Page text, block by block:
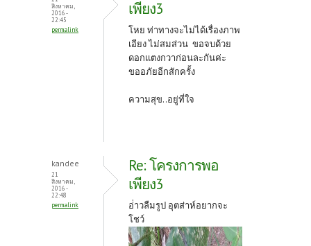
สิงหาคม,
2016 -
22:45
permalink
เพียง3
โหย ท่าทางจะไม่ได้เรื่องภาพ
เอียง ไม่สมส่วน ขอจบด้วย
ดอกแตงกวาก่อนละกันค่ะ
ขออภัยอีกสักครั้ง
ความสุข..อยู่ที่ใจ
kandee
21
สิงหาคม,
2016 -
22:48
permalink
Re: โครงการพอ
เพียง3
อ่่าวลืมรูป อุตส่าห์อยากจะ
โชว์